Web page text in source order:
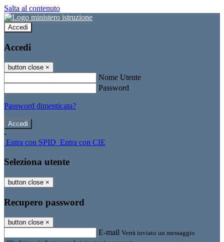
Salta al contenuto
Accedi
Accedi
button close ×
Nome Utente
Password
Password dimenticata?
-
Entra con SPID Entra con CIE
Seleziona utente
button close ×
Recupero password
button close ×
E-mail Verrà inviato un messaggio